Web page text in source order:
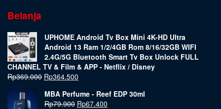
Belanja
UPHOME Android Tv Box Mini 4K-HD Ultra
Android 13 Ram 1/2/4GB Rom 8/16/32GB WIFI
2.4G/5G Bluetooth Smart Tv Box Unlock FULL
CHANNEL TV & Film & APP - Netflix / Disney
Rp369.000 Rp364.500
MBA Perfume - Reef EDP 30ml
Rp79.900 Rp67.400